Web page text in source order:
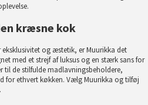
kræsne kok
og æstetik, er Muurikka det
med et strejf af luksus og en stærk sans for
til de stilfulde madlavningsbeholdere,
for ethvert køkken. Vælg Muurikka og tilføj